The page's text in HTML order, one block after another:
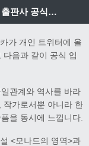
쓰쓰이 야스타카 망언에 관한 은행나무 출판사 공식입장
가 개인 트위터에 올
음과 같이 공식 입
관계와 역사를 바라
작가로서뿐 아니라 한
을 동시에 느낍니다.
<모나드의 영역>과